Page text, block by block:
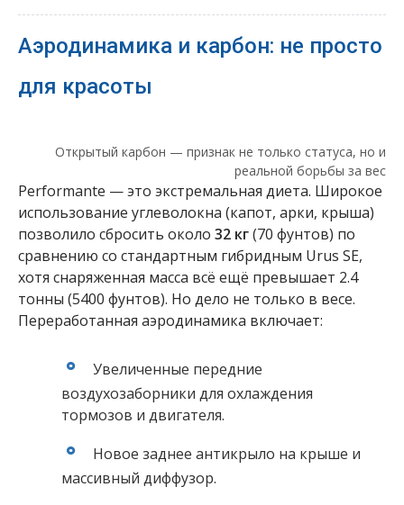
Аэродинамика и карбон: не просто
для красоты
Открытый карбон — признак не только статуса, но и
реальной борьбы за вес
Performante — это экстремальная диета. Широкое
использование углеволокна (капот, арки, крыша)
позволило сбросить около 32 кг(70 фунтов) по
сравнению со стандартным гибридным Urus SE,
хотя снаряженная масса всё ещё превышает 2.4
тонны (5400 фунтов). Но дело не только в весе.
Переработанная аэродинамика включает:
Увеличенные передние
воздухозаборники для охлаждения
тормозов и двигателя.
Новое заднее антикрыло на крыше и
массивный диффузор.